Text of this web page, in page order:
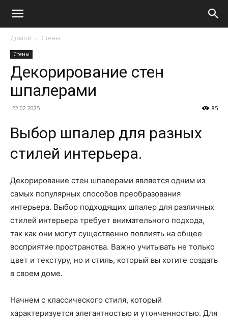
Домой Стены
Стены
Декорирование стен
шпалерами
22.02.2025 85
Выбор шпалер для разных
стилей интерьера.
Декорирование стен шпалерами является одним из
самых популярных способов преобразования
интерьера. Выбор подходящих шпалер для различных
стилей интерьера требует внимательного подхода,
так как они могут существенно повлиять на общее
восприятие пространства. Важно учитывать не только
цвет и текстуру, но и стиль, который вы хотите создать
в своем доме.
Начнем с классического стиля, который
характеризуется элегантностью и утонченностью. Для